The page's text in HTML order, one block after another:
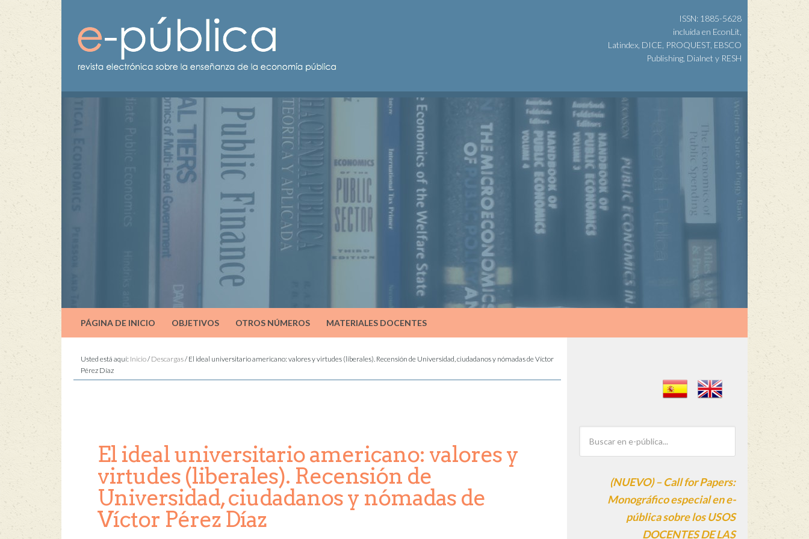
ISSN: 1885-5628
incluida en EconLit,
Latindex, DICE, PROQUEST, EBSCO
Publishing, Dialnet y RESH
PÁGINA DE INICIO OBJETIVOS OTROS NÚMEROS MATERIALES DOCENTES
Usted está aquí: Inicio/ Descargas/ El ideal universitario americano: valores y virtudes (liberales). Recensión de Universidad, ciudadanos y nómadas de Víctor
Pérez Díaz
El ideal universitario americano: valores y
virtudes (liberales). Recensión de
Universidad, ciudadanos y nómadas de
Víctor Pérez Díaz
(NUEVO) – Call for Papers:
Monográfico especial en e-
pública sobre los USOS
DOCENTES DE LAS